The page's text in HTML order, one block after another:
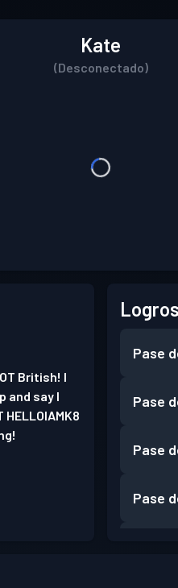
Kate
(Desconectado)
British! I
and say I
Pase
Pase
Pase
Pase